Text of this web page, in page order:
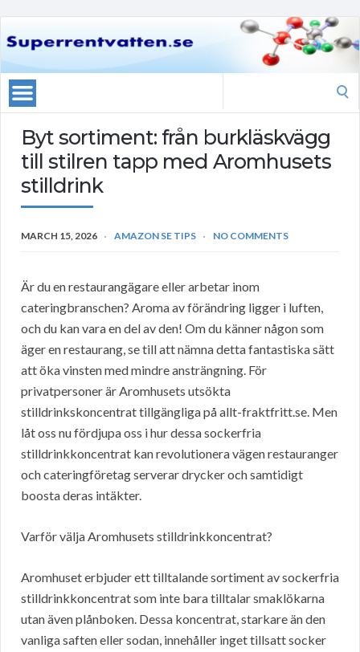
Byt sortiment: från burkläskvägg
till stilren tapp med Aromhusets
stilldrink
MARCH 15, 2026 AMAZON SE TIPS NO COMMENTS
Är du en restaurangägare eller arbetar inom
cateringbranschen? Aroma av förändring ligger i luften,
och du kan vara en del av den! Om du känner någon som
äger en restaurang, se till att nämna detta fantastiska sätt
att öka vinsten med mindre ansträngning. För
privatpersoner är Aromhusets utsökta
stilldrinkskoncentrat tillgängliga på allt-fraktfritt.se. Men
låt oss nu fördjupa oss i hur dessa sockerfria
stilldrinkkoncentrat kan revolutionera vägen restauranger
och cateringföretag serverar drycker och samtidigt
boosta deras intäkter.
Varför välja Aromhusets stilldrinkkoncentrat?
Aromhuset erbjuder ett tilltalande sortiment av sockerfria
stilldrinkkoncentrat som inte bara tilltalar smaklökarna
utan även plånboken. Dessa koncentrat, starkare än den
vanliga saften eller sodan, innehåller inget tillsatt socker